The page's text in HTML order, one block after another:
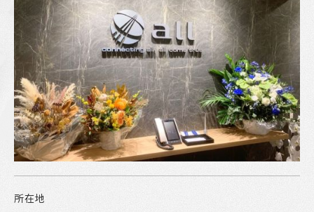
所在地